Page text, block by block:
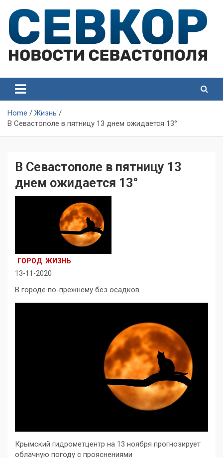
content
Севастополя
Севастополя
Home
Жизнь
В Севастополе в пятницу 13 днем ожидается 13°
В Севастополе в пятницу 13
днем ожидается 13°
ГОРОД ЖИЗНЬ
13-11-2020
В городе по-прежнему без осадков
Крымский гидрометцентр на 13 ноября прогнозирует
облачную погоду с прояснениями